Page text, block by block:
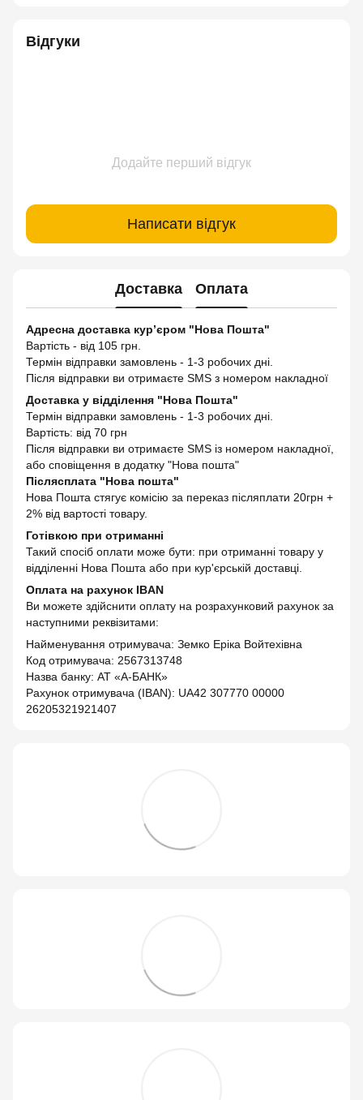
Відгуки
Додайте перший відгук
Написати відгук
Доставка Оплата
Адресна доставка кур’єром "Нова Пошта"
Вартість - від 105 грн.
Термін відправки замовлень - 1-3 робочих дні.
Після відправки ви отримаєте SMS з номером накладної
Доставка у відділення "Нова Пошта"
Термін відправки замовлень - 1-3 робочих дні.
Вартість: від 70 грн
Після відправки ви отримаєте SMS із номером накладної,
або сповіщення в додатку "Нова пошта"
Післясплата "Нова пошта"
Нова Пошта стягує комісію за переказ післяплати 20грн +
2% від вартості товару.
Готівкою при отриманні
Такий спосіб оплати може бути: при отриманні товару у
відділенні Нова Пошта або при кур'єрській доставці.
Оплата на рахунок IBAN
Ви можете здійснити оплату на розрахунковий рахунок за
наступними реквізитами:
Найменування отримувача: Земко Еріка Войтехівна
Код отримувача: 2567313748
Назва банку: АТ «А-БАНК»
Рахунок отримувача (IBAN): UA42 307770 00000
26205321921407